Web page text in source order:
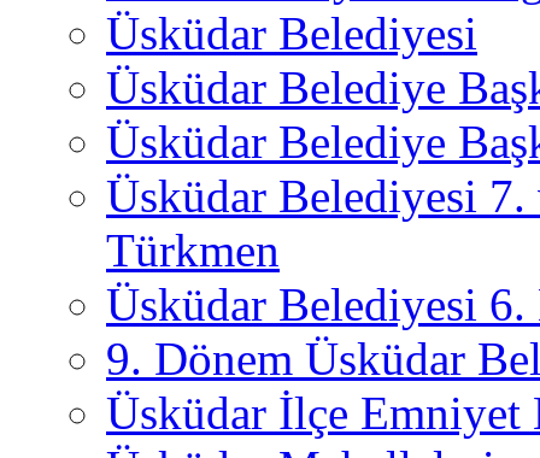
Üsküdar Belediyesi
Üsküdar Belediye
Üsküdar Belediye
Üsküdar Belediyesi
Türkmen
Üsküdar Belediyesi 6.
9. Dönem Üsküdar
Üsküdar İlçe